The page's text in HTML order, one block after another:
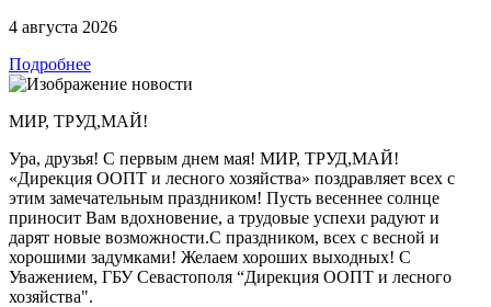
4 августа 2026
Подробнее
МИР, ТРУД,МАЙ!
Ура, друзья! С первым днем мая! МИР, ТРУД,МАЙ!
«Дирекция ООПТ и лесного хозяйства» поздравляет всех с
этим замечательным праздником! Пусть весеннее солнце
приносит Вам вдохновение, а трудовые успехи радуют и
дарят новые возможности.С праздником, всех с весной и
хорошими задумками! Желаем хороших выходных! С
Уважением, ГБУ Севастополя “Дирекция ООПТ и лесного
хозяйства".